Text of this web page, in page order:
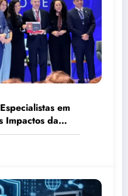
em
Impactos da
de Dados no
da OAB